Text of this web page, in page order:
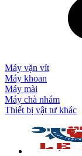
Máy vặn vít
Máy khoan
Máy mài
Máy chà nhám
Thiết bị vật tư khác